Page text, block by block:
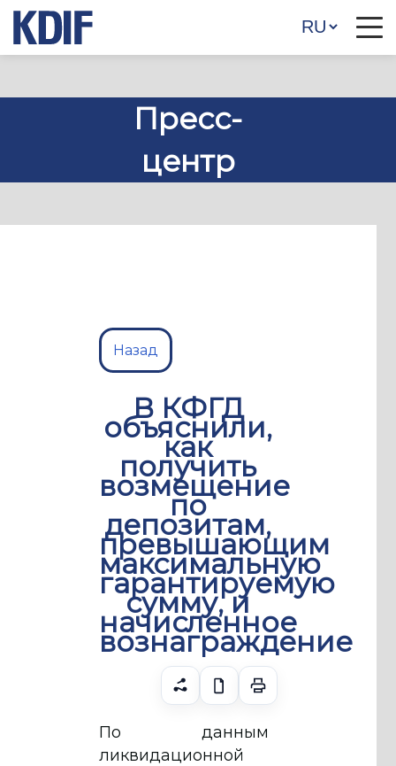
Пресс-
центр
Назад
В КФГД
объяснили,
как
получить
возмещение
по
депозитам,
превышающим
максимальную
гарантируемую
сумму, и
начисленное
вознаграждение
По данным
ликвидационной